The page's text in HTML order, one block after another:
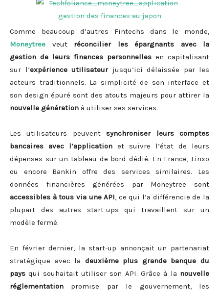
Comme beaucoup d’autres Fintechs dans le monde,
Moneytree veut réconcilier les épargnants avec la
gestion de leurs finances personnelles en capitalisant
sur l’expérience utilisateurjusqu’ici délaissée par les
acteurs traditionnels. La simplicité de son interface et
son design épuré sont des atouts majeurs pour attirer la
nouvelle génération à utiliser ses services.
Les utilisateurs peuventsynchroniser leurs comptes
bancaires avec l’application et suivre l’état de leurs
dépenses sur un tableau de bord dédié. En France, Linxo
ou encore Bankin offre des services similaires. Les
données financières générées par Moneytree sont
accessibles à tous via une API, ce qui l’a différencie de la
plupart des autres start-ups qui travaillent sur un
modèle fermé.
En février dernier, la start-up annonçait un partenariat
stratégique avec la deuxième plus grande banque du
pays qui souhaitait utiliser son API. Grâce à la nouvelle
réglementation promise par le gouvernement, les